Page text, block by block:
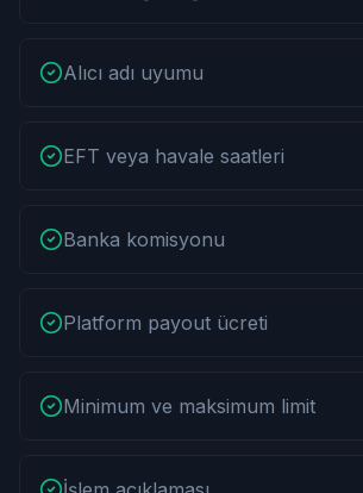
Alıcı adı uyumu
EFT veya havale saatleri
Banka komisyonu
Platform payout ücreti
Minimum ve maksimum limit